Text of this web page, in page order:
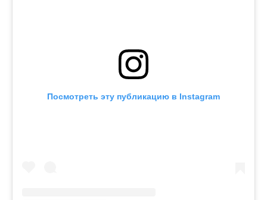
Посмотреть эту публикацию в Instagram